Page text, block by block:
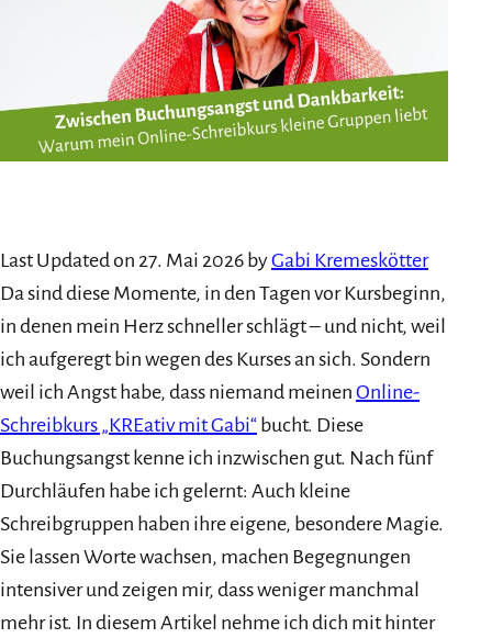
Last Updated on 27. Mai 2026 byGabi Kremeskötter
Da sind diese Momente, in den Tagen vor Kursbeginn,
in denen mein Herz schneller schlägt – und nicht, weil
ich aufgeregt bin wegen des Kurses an sich. Sondern
weil ich Angst habe, dass niemand meinen Online-
Schreibkurs „KREativ mit Gabi“ bucht. Diese
Buchungsangst kenne ich inzwischen gut. Nach fünf
Durchläufen habe ich gelernt: Auch kleine
Schreibgruppen haben ihre eigene, besondere Magie.
Sie lassen Worte wachsen, machen Begegnungen
intensiver und zeigen mir, dass weniger manchmal
mehr ist. In diesem Artikel nehme ich dich mit hinter